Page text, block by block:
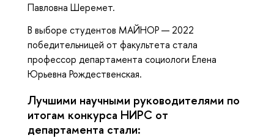
Павловна Шеремет.
В выборе студентов МАЙНОР — 2022
победительницей от факультета стала
профессор департамента социологи Елена
Юрьевна Рождественская.
Лучшими научными руководителями по
итогам конкурса НИРС от
департамента стали: